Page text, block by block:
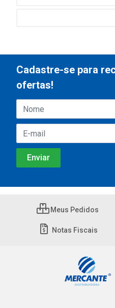
Cadastre-se para
ofertas!
Meus Pedidos
Notas Fiscais